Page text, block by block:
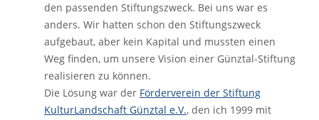
den passenden Stiftungszweck. Bei uns war es
anders. Wir hatten schon den Stiftungszweck
aufgebaut, aber kein Kapital und mussten einen
Weg finden, um unsere Vision einer Günztal-Stiftung
realisieren zu können.
Die Lösung war der Förderverein der Stiftung
KulturLandschaft Günztal e.V., den ich 1999 mit